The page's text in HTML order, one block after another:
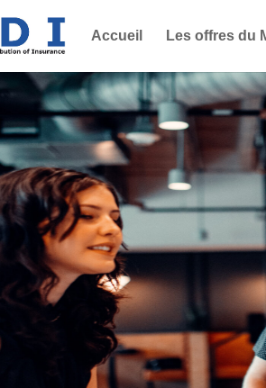
Accueil Les offres du